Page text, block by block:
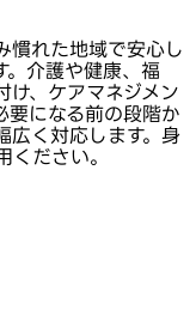
慣れた地域で安心し
。介護や健康、福
け、ケアマネジメン
要になる前の段階か
広く対応します。身
ださい。